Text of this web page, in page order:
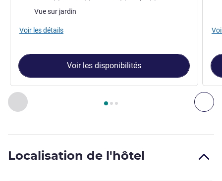
Précédent - Chambre
Page , Chambre 1 : Chambre standard 1 lit double et
Vues :Vue sur jardin
Voir les détails
Voir les disponibilités
Localisation de l'hôtel